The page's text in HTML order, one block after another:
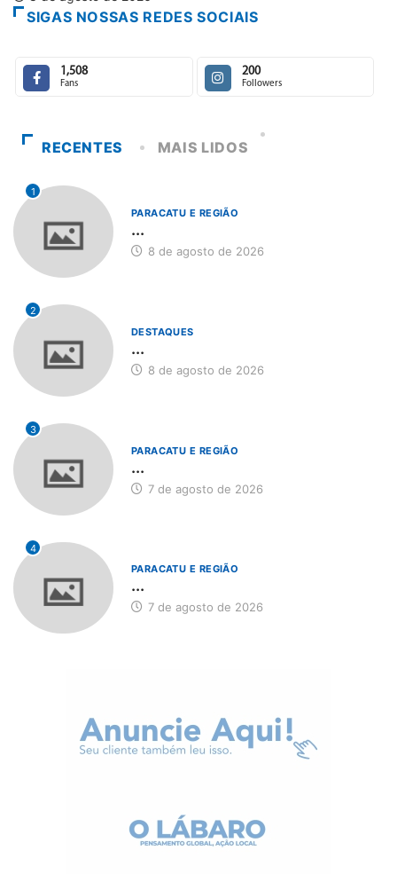
SIGAS NOSSAS REDES SOCIAIS
1,508
Fans
200
Followers
RECENTES MAIS LIDOS
1
PARACATU E REGIÃO
...
8 de agosto de 2026
2
DESTAQUES
...
8 de agosto de 2026
3
PARACATU E REGIÃO
...
7 de agosto de 2026
4
PARACATU E REGIÃO
...
7 de agosto de 2026